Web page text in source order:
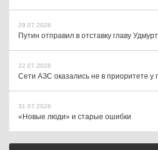
29.07.2026
Путин отправил в отставку главу
22.07.2026
Сети АЗС оказались не в приоритете у
31.07.2026
«Новые люди» и старые ошибки